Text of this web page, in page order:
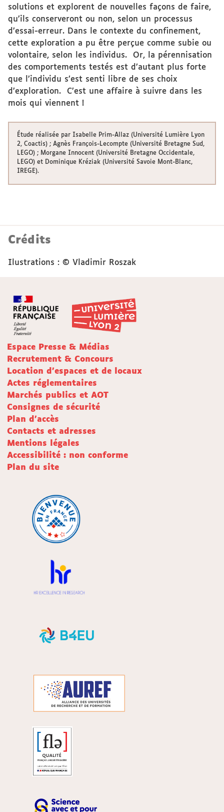
solutions et explorent de nouvelles façons de faire,
qu’ils conserveront ou non, selon un processus
d’essai-erreur. Dans le contexte du confinement,
cette exploration a pu être perçue comme subie ou
volontaire, selon les individus. Or, la pérennisation
des comportements testés est d’autant plus forte
que l’individu s’est senti libre de ses choix
d’exploration. C’est une affaire à suivre dans les
mois qui viennent !
Étude réalisée par Isabelle Prim-Allaz (Université Lumière Lyon
2, Coactis) ; Agnès François-Lecompte (Université Bretagne Sud,
LEGO) ; Morgane Innocent (Université Bretagne Occidentale,
LEGO) et Dominique Kréziak (Université Savoie Mont-Blanc,
IREGE).
Crédits
Ilustrations : © Vladimir Roszak
Espace Presse & Médias
Recrutement & Concours
Location d'espaces et de locaux
Actes réglementaires
Marchés publics et AOT
Consignes de sécurité
Plan d'accès
Contacts et adresses
Mentions légales
Accessibilité : non conforme
Plan du site